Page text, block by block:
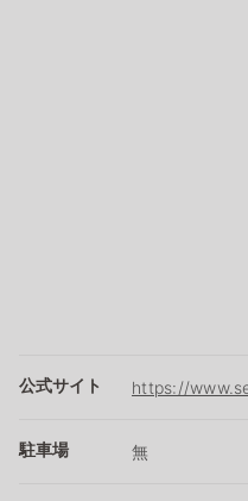
公式サイト https://
駐車場 無